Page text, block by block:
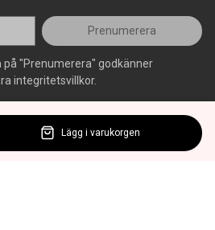
Prenumerera
på "Prenumerera" godkänner
integritetsvillkor.
Lägg i varukorgen